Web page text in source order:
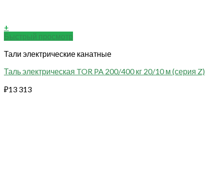
+
Быстрый просмотр
Тали электрические канатные
Таль электрическая TOR PA 200/400 кг 20/10 м (серия Z)
₽13 313